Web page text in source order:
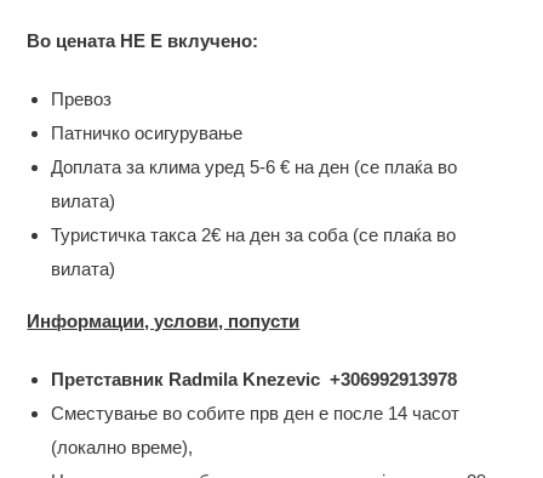
Во цената НЕ Е вклучено:
Превоз
Патничко осигурување
Доплата за клима уред 5-6 € на ден (се плаќа во
вилата)
Туристичка такса 2€ на ден за соба (се плаќа во
вилата)
Информации, услови, попусти
Претставник Radmila Knezevic +306992913978
Сместување во собите прв ден е после 14 часот
(локално време),